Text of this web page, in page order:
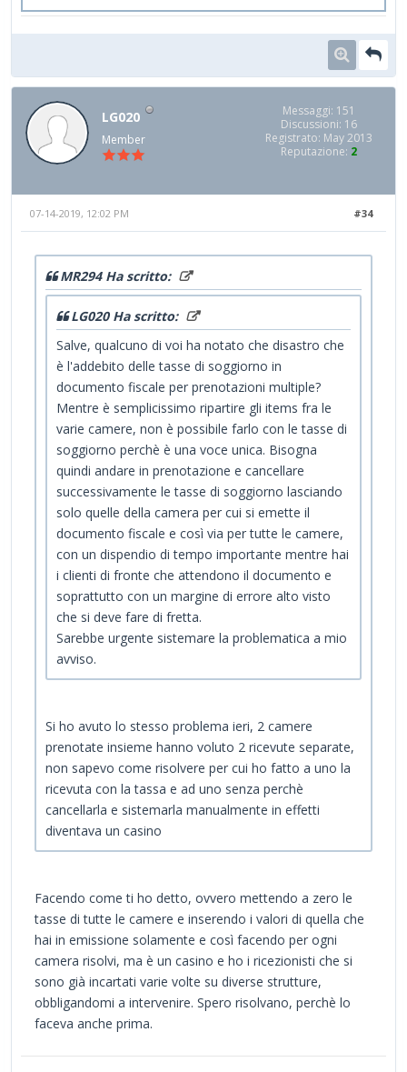
LG020
Member
Messaggi: 151
Discussioni: 16
Registrato: May 2013
Reputazione: 2
#34
07-14-2019, 12:02 PM
MR294 Ha scritto:
LG020 Ha scritto:
Salve, qualcuno di voi ha notato che disastro che
è l'addebito delle tasse di soggiorno in
documento fiscale per prenotazioni multiple?
Mentre è semplicissimo ripartire gli items fra le
varie camere, non è possibile farlo con le tasse di
soggiorno perchè è una voce unica. Bisogna
quindi andare in prenotazione e cancellare
successivamente le tasse di soggiorno lasciando
solo quelle della camera per cui si emette il
documento fiscale e così via per tutte le camere,
con un dispendio di tempo importante mentre hai
i clienti di fronte che attendono il documento e
soprattutto con un margine di errore alto visto
che si deve fare di fretta.
Sarebbe urgente sistemare la problematica a mio
avviso.
Si ho avuto lo stesso problema ieri, 2 camere
prenotate insieme hanno voluto 2 ricevute separate,
non sapevo come risolvere per cui ho fatto a uno la
ricevuta con la tassa e ad uno senza perchè
cancellarla e sistemarla manualmente in effetti
diventava un casino
Facendo come ti ho detto, ovvero mettendo a zero le
tasse di tutte le camere e inserendo i valori di quella che
hai in emissione solamente e così facendo per ogni
camera risolvi, ma è un casino e ho i ricezionisti che si
sono già incartati varie volte su diverse strutture,
obbligandomi a intervenire. Spero risolvano, perchè lo
faceva anche prima.